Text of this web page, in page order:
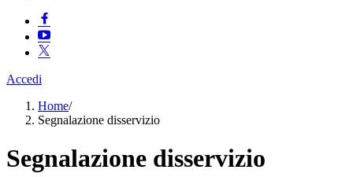
Accedi
Home/
Segnalazione disservizio
Segnalazione disservizio